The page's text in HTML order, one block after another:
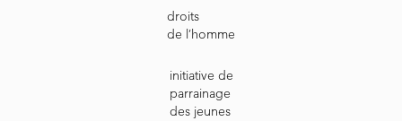
droits
de l’homme
initiative de
parrainage
des jeunes